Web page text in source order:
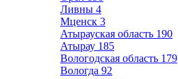
Ливны 4
Мценск 3
Атырауская область 190
Атырау 185
Вологодская область 179
Вологда 92